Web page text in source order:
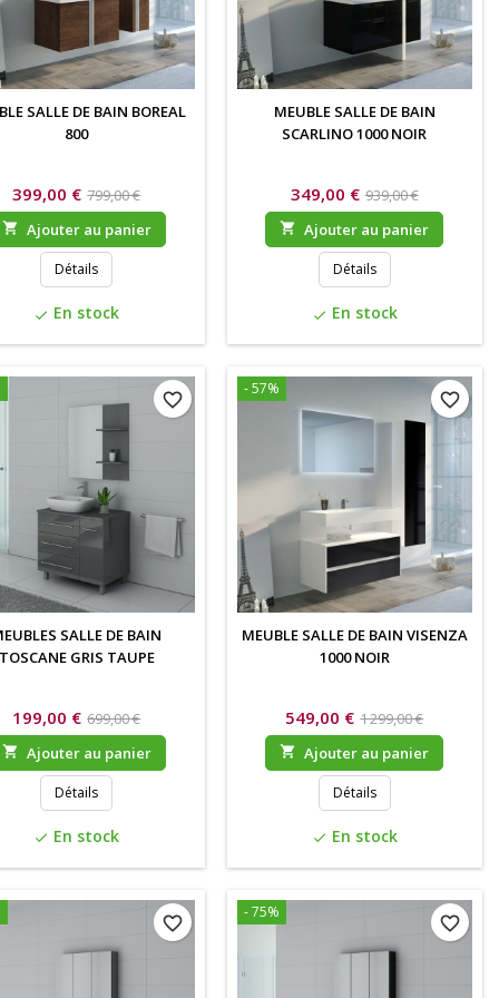
SALLE DE BAIN BOREAL
800
399,00 € 799,00 €
 Ajouter au panier
Détails
check En stock
MEUBLE SALLE DE BAIN
SCARLINO 1000 NOIR
349,00 € 939,00 €
 Ajouter au panier
Détails
check En stock
SALLE DE BAIN
TOSCANE GRIS TAUPE
199,00 € 699,00 €
 Ajouter au panier
Détails
check En stock
favorite_border
- 57%
MEUBLE SALLE DE BAIN VISENZA
1000 NOIR
549,00 € 1 299,00 €
 Ajouter au panier
Détails
check En stock
favorite_border
favorite_border
- 75%
favorite_border